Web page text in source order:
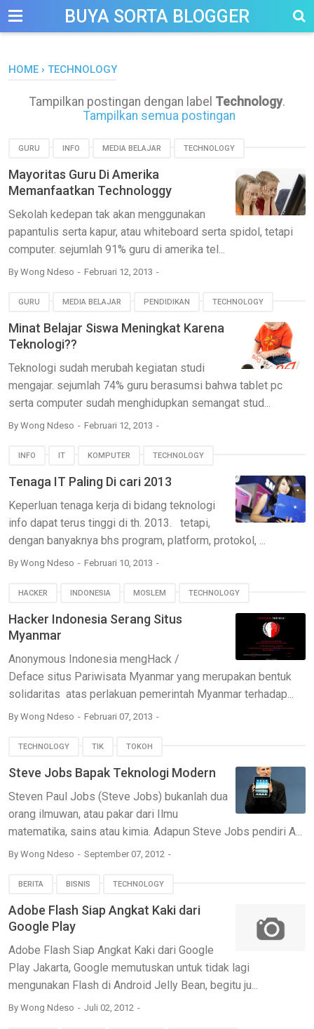
--> BUYA SORTA BLOGGER
HOME › TECHNOLOGY
Tampilkan postingan dengan label Technology.
Tampilkan semua postingan
GURU INFO MEDIA BELAJAR TECHNOLOGY
Mayoritas Guru Di Amerika
Memanfaatkan Technologgy
Sekolah kedepan tak akan menggunakan
papantulis serta kapur, atau whiteboard serta spidol, tetapi
computer. sejumlah 91% guru di amerika tel...
By Wong Ndeso Februari 12, 2013
GURU MEDIA BELAJAR PENDIDIKAN TECHNOLOGY
Minat Belajar Siswa Meningkat Karena
Teknologi??
Teknologi sudah merubah kegiatan studi
mengajar. sejumlah 74% guru berasumsi bahwa tablet pc
serta computer sudah menghidupkan semangat stud...
By Wong Ndeso Februari 12, 2013
INFO IT KOMPUTER TECHNOLOGY
Tenaga IT Paling Di cari 2013
Keperluan tenaga kerja di bidang teknologi
info dapat terus tinggi di th. 2013. tetapi,
dengan banyaknya bhs program, platform, protokol, ...
By Wong Ndeso Februari 10, 2013
HACKER INDONESIA MOSLEM TECHNOLOGY
Hacker Indonesia Serang Situs
Myanmar
Anonymous Indonesia mengHack /
Deface situs Pariwisata Myanmar yang merupakan bentuk
solidaritas atas perlakuan pemerintah Myanmar terhadap...
By Wong Ndeso Februari 07, 2013
TECHNOLOGY TIK TOKOH
Steve Jobs Bapak Teknologi Modern
Steven Paul Jobs (Steve Jobs) bukanlah dua
orang ilmuwan, atau pakar dari Ilmu
matematika, sains atau kimia. Adapun Steve Jobs pendiri A...
By Wong Ndeso September 07, 2012
BERITA BISNIS TECHNOLOGY
Adobe Flash Siap Angkat Kaki dari
Google Play
Adobe Flash Siap Angkat Kaki dari Google
Play Jakarta, Google memutuskan untuk tidak lagi
mengunakan Flash di Android Jelly Bean, begitu ju...
By Wong Ndeso Juli 02, 2012